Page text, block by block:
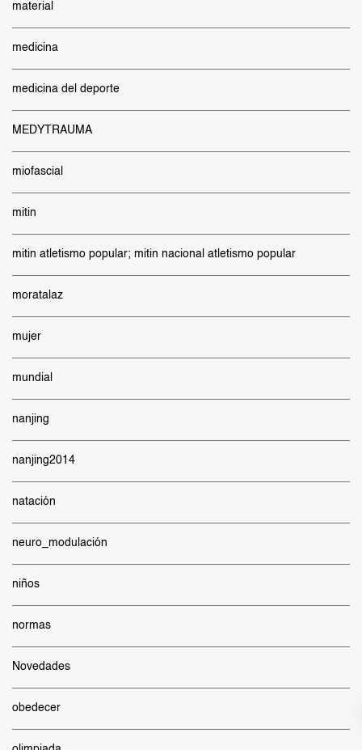
material
medicina
medicina del deporte
MEDYTRAUMA
miofascial
mitin
mitin atletismo popular; mitin nacional atletismo popular
moratalaz
mujer
mundial
nanjing
nanjing2014
natación
neuro_modulación
niños
normas
Novedades
obedecer